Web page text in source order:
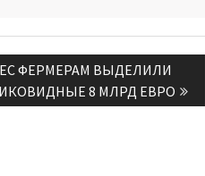
ФЕРМЕРАМ ВЫДЕЛИЛИ
8 МЛРД ЕВРО